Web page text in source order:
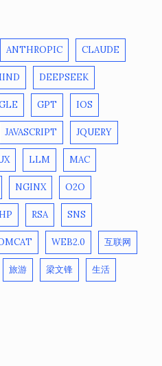
ANTHROPIC CLAUDE
DEEPSEEK
GPT IOS
JAVASCRIPT JQUERY
LLM MAC
NGINX O2O
RSA SNS
WEB2.0 互联网
旅游 梁文锋 生活